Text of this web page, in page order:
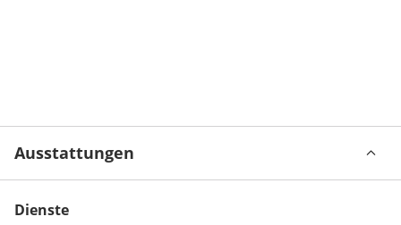
Ausstattungen
Dienste